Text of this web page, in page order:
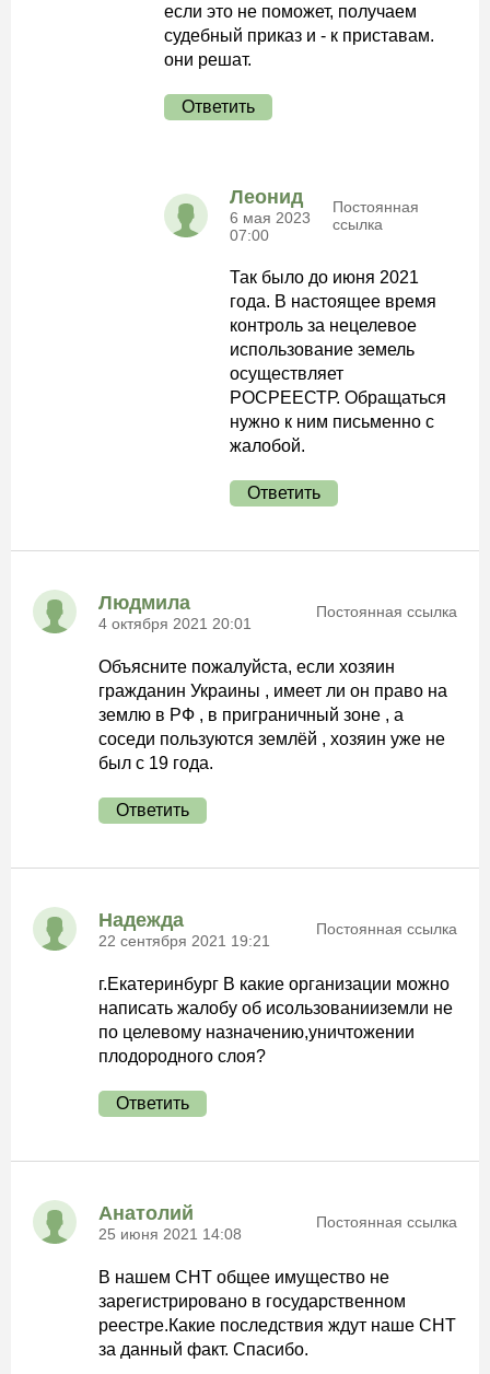
если это не поможет, получаем
судебный приказ и - к приставам.
они решат.
Ответить
Леонид
6 мая 2023
07:00
Постоянная
ссылка
Так было до июня 2021
года. В настоящее время
контроль за нецелевое
использование земель
осуществляет
РОСРЕЕСТР. Обращаться
нужно к ним письменно с
жалобой.
Ответить
Людмила
4 октября 2021 20:01
Постоянная ссылка
Объясните пожалуйста, если хозяин
гражданин Украины , имеет ли он право на
землю в РФ , в приграничный зоне , а
соседи пользуются землёй , хозяин уже не
был с 19 года.
Ответить
Надежда
22 сентября 2021 19:21
Постоянная ссылка
г.Екатеринбург В какие организации можно
написать жалобу об исользованииземли не
по целевому назначению,уничтожении
плодородного слоя?
Ответить
Анатолий
25 июня 2021 14:08
Постоянная ссылка
В нашем СНТ общее имущество не
зарегистрировано в государственном
реестре.Какие последствия ждут наше СНТ
за данный факт. Спасибо.